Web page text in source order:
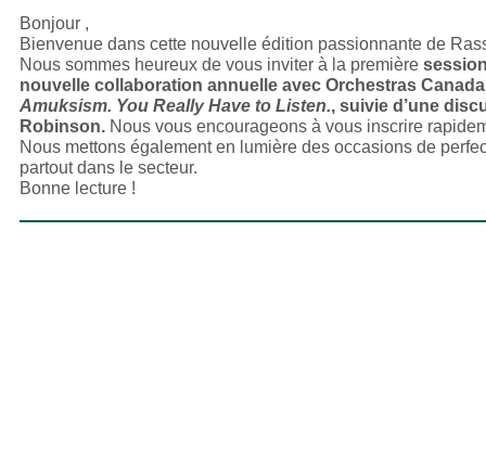
Bonjour ,
Bienvenue dans cette nouvelle édition passionnante de
Nous sommes heureux de vous inviter à la première
nouvelle collaboration annuelle avec Orchestras
Amuksism. You Really Have to Listen., suivie d’une
Robinson. Nous vous encourageons à vous inscrire
Nous mettons également en lumière des occasions de
partout dans le secteur.
Bonne lecture !